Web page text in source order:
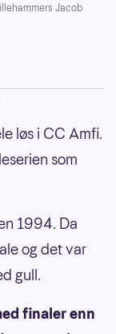
Jacob
løs i CC Amfi.
som
1994. Da
og det var
gull.
finaler enn